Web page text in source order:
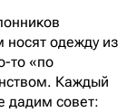
носят одежду из
то «по
Каждый
дадим совет: